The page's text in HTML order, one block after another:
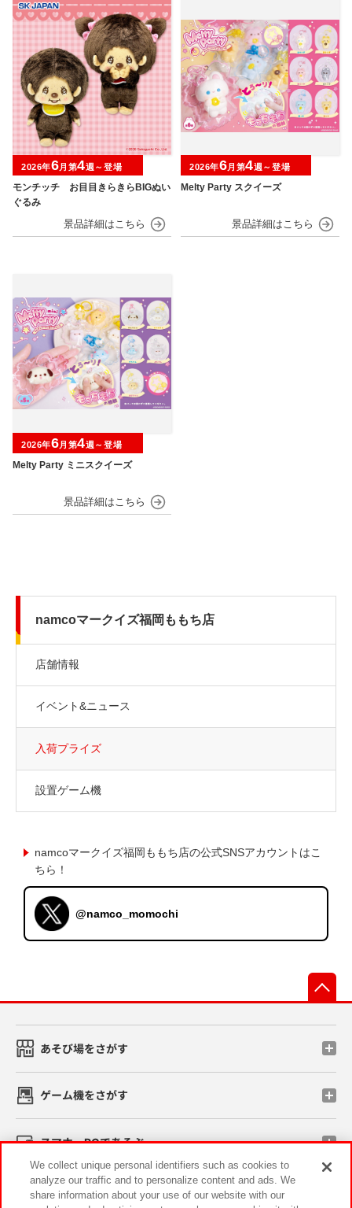
モンチッチ お目目きらきらBIGぬい
ぐるみ
2026年6月第4週～登場
Melty Party スクイーズ
2026年6月第4週～登場
Melty Party ミニスクイーズ
2026年6月第4週～登場
namcoマークイズ福岡ももち店
店舗情報
イベント&ニュース
入荷プライズ
設置ゲーム機
namcoマークイズ福岡ももち店の公式SNSアカウントはこ
ちら！
@namco_momochi
あそび場をさがす
ゲーム機をさがす
スマホ・PCであそぶ
イベント・キャンペーン
We collect unique personal identifiers such as cookies to
analyze our traffic and to personalize content and ads. We
share information about your use of our website with our